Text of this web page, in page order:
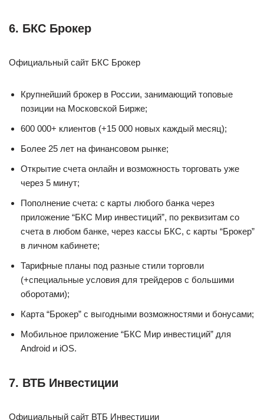
6. БКС Брокер
Официальный сайт БКС Брокер
Крупнейший брокер в России, занимающий топовые
позиции на Московской Бирже;
600 000+ клиентов (+15 000 новых каждый месяц);
Более 25 лет на финансовом рынке;
Открытие счета онлайн и возможность торговать уже
через 5 минут;
Пополнение счета: с карты любого банка через
приложение “БКС Мир инвестиций”, по реквизитам со
счета в любом банке, через кассы БКС, с карты “Брокер”
в личном кабинете;
Тарифные планы под разные стили торговли
(+специальные условия для трейдеров с большими
оборотами);
Карта “Брокер” с выгодными возможностями и бонусами;
Мобильное приложение “БКС Мир инвестиций” для
Android и iOS.
7. ВТБ Инвестиции
Официальный сайт ВТБ Инвестиции